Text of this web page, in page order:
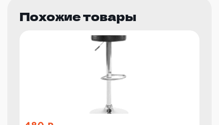
Похожие товары